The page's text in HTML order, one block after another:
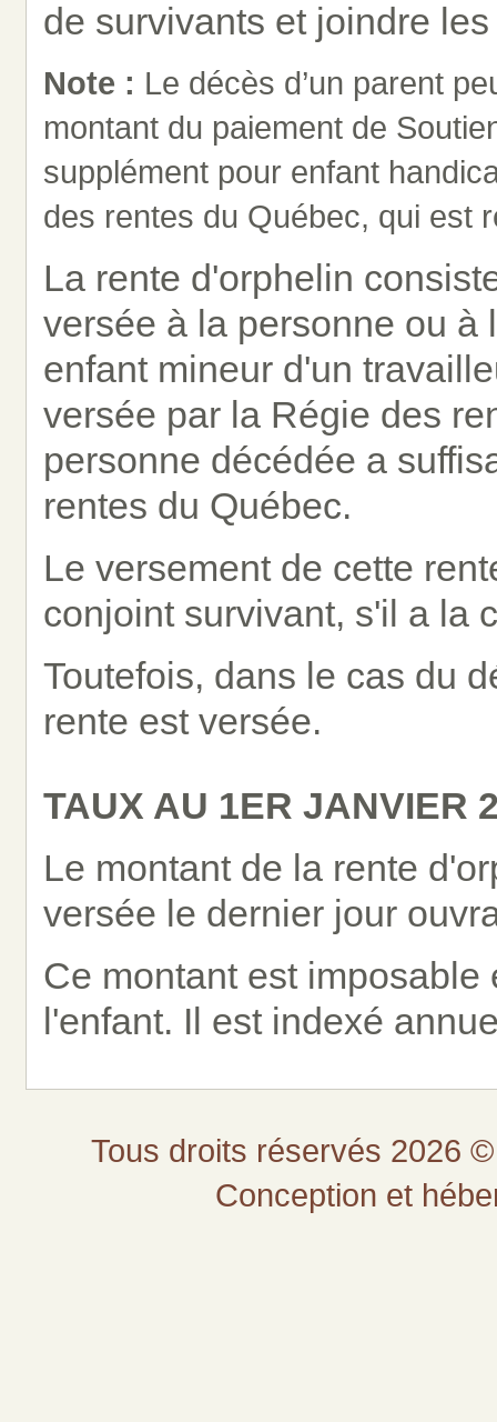
de survivants et joindre
Note : Le décès d’un parent
montant du paiement de
supplément pour enfant
des rentes du Québec, qui est
La rente d'orphelin
versée à la personne ou à
enfant mineur d'un
versée par la Régie des
personne décédée a
rentes du Québec.
Le versement de cette
conjoint survivant, s'il a la
Toutefois, dans le cas du
rente est versée.
TAUX AU 1ER JANVIER
Le montant de la rente
versée le dernier jour
Ce montant est
l'enfant. Il est indexé
Tous droits réservés 2026
Conception et